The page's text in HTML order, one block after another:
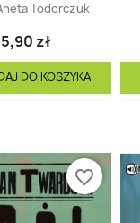
Todorczuk
zł
DO KOSZYKA
favorite_border